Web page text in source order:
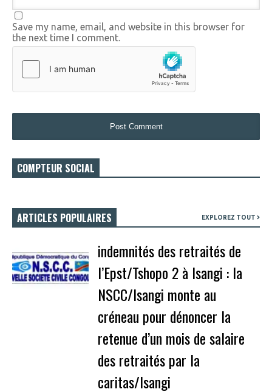
Save my name, email, and website in this browser for
the next time I comment.
COMPTEUR SOCIAL
ARTICLES POPULAIRES EXPLOREZ TOUT
indemnités des retraités de
l’Epst/Tshopo 2 à Isangi : la
NSCC/Isangi monte au
créneau pour dénoncer la
retenue d’un mois de salaire
des retraités par la
caritas/Isangi